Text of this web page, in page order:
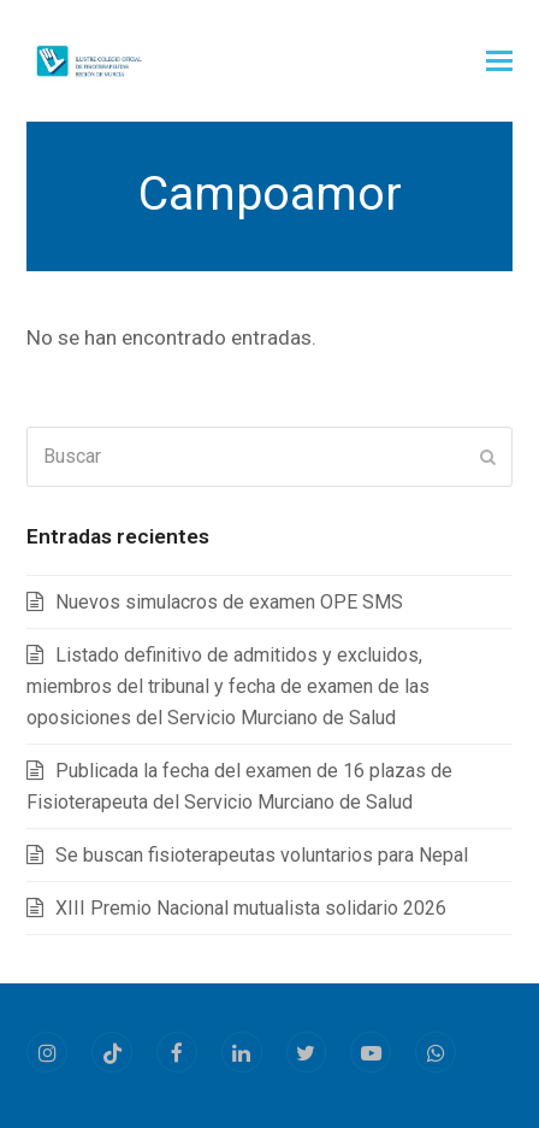
Campoamor
No se han encontrado entradas.
Entradas recientes
Nuevos simulacros de examen OPE SMS
Listado definitivo de admitidos y excluidos,
miembros del tribunal y fecha de examen de las
oposiciones del Servicio Murciano de Salud
Publicada la fecha del examen de 16 plazas de
Fisioterapeuta del Servicio Murciano de Salud
Se buscan fisioterapeutas voluntarios para Nepal
XIII Premio Nacional mutualista solidario 2026
InstagramTiktok FacebookLinkedInTwitterYoutubeWhatsapp